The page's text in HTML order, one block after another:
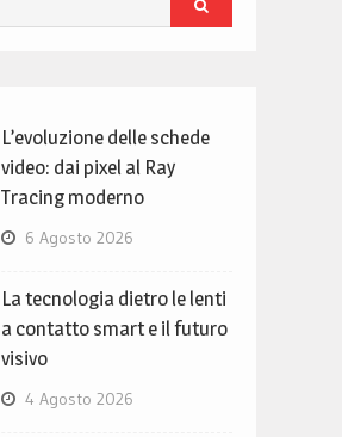
L’evoluzione delle schede
video: dai pixel al Ray
Tracing moderno
6 Agosto 2026
La tecnologia dietro le lenti
a contatto smart e il futuro
visivo
4 Agosto 2026